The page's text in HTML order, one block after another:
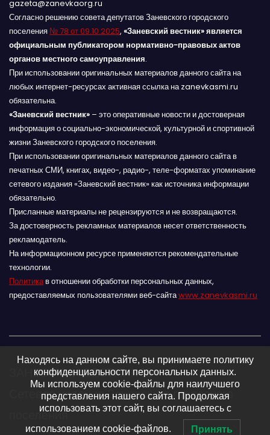
gazeta@zanevkaorg.ru
Согласно решению совета депутатов Заневского городского
поселения № 78 от 09.10.2025, «Заневский вестник» является
официальным публикатором нормативно-правовых актов
органов местного самоуправления.
При использовании оригинальных материалов данного сайта на
любых интернет-ресурсах активная ссылка на zanevkasmi.ru
обязательна.
«Заневский вестник» – это оперативные новости и достоверная
информация о социально-экономической, культурной и спортивной
жизни Заневского городского поселения.
При использовании оригинальных материалов данного сайта в
печатных СМИ, книгах, видео-, радио-, теле-форматах упоминание
сетевого издания «Заневский вестник» как источника информации
обязательно.
Присланные материалы не рецензируются и не возвращаются.
За достоверность рекламных материалов несет ответственность
рекламодатель.
На информационном ресурсе применяются рекомендательные
технологии.
Политикав отношении обработки персональных данных,
предоставляемых пользователями веб-сайтаwww.zanevkasmi.ru
ЗАНЕВСКИЙ ВЕСТНИК 16+
Сетевое издание Заневского городского
поселения
Находясь на данном сайте, вы принимаете политику
конфиденциальности персональных данных.
Мы используем cookie-файлы для наилучшего
представления нашего сайта. Продолжая
использовать этот сайт, вы соглашаетесь с
использованием cookie-файлов. Принять